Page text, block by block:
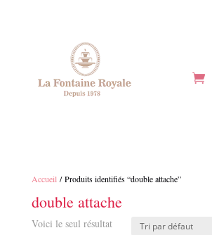
Accueil / Produits identifiés “double attache”
double attache
Voici le seul résultat